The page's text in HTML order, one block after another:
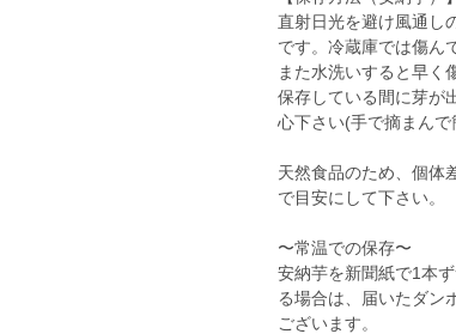
直射日光を避け風通し
です。冷蔵庫では傷ん
また水洗いすると早く
保存している間に芽が
心下さい(手で摘まん
天然食品のため、個体
で目安にして下さい。
〜常温での保存〜
安納芋を新聞紙で1本
る場合は、届いたダン
ございます。